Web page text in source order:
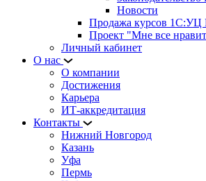
Новости
Продажа курсов 1С:УЦ
Проект "Мне все
Личный кабинет
О нас
О компании
Достижения
Карьера
ИТ-аккредитация
Контакты
Нижний Новгород
Казань
Уфа
Пермь